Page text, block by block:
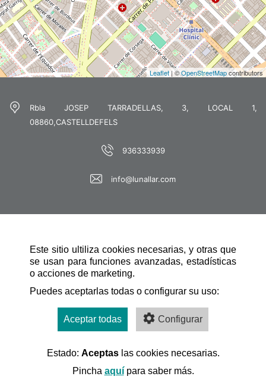
Este sitio ultiliza cookies necesarias, y otras que
se usan para funciones avanzadas, estadísticas
o acciones de marketing.
Puedes aceptarlas todas o configurar su uso:
Aceptar todas Configurar
Estado: Aceptaslas cookies necesarias.
Pincha aquípara saber más.
Leaflet| ©OpenStreetMapcontributors
Rbla JOSEP TARRADELLAS, 3, LOCAL 1,
08860,CASTELLDEFELS
936333939
info@lunallar.com
SCHNELLE NAVIGATION
Desarrollado por: